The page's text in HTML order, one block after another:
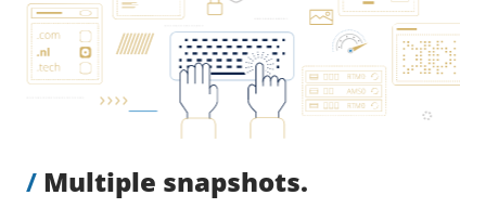
/ Multiple snapshots.